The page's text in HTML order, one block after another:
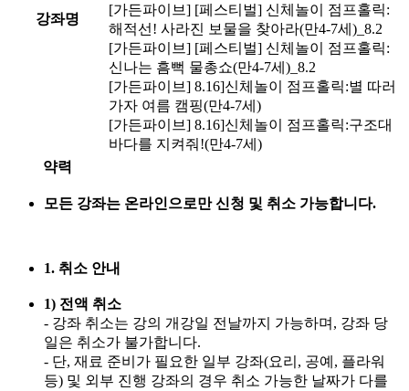
강좌명
[가든파이브] [페스티벌] 신체놀이 점프홀릭:
해적선! 사라진 보물을 찾아라(만4-7세)_8.2
[가든파이브] [페스티벌] 신체놀이 점프홀릭:
신나는 흠뻑 물총쇼(만4-7세)_8.2
[가든파이브] 8.16]신체놀이 점프홀릭:별 따러
가자 여름 캠핑(만4-7세)
[가든파이브] 8.16]신체놀이 점프홀릭:구조대
바다를 지켜줘!(만4-7세)
약력
모든 강좌는 온라인으로만 신청 및 취소 가능합니다.
1. 취소 안내
1) 전액 취소
- 강좌 취소는 강의 개강일 전날까지 가능하며, 강좌 당
일은 취소가 불가합니다.
- 단, 재료 준비가 필요한 일부 강좌(요리, 공예, 플라워
등) 및 외부 진행 강좌의 경우 취소 가능한 날짜가 다를